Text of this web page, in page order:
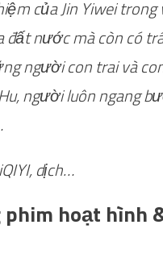
của Jin Yiwei
đất nước mà còn có
người con trai và
người luôn ngang
dịch…
hoạt hình